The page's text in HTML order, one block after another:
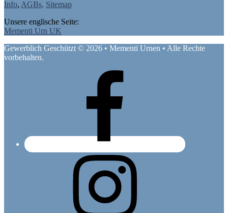
Info, AGBs, Sitemap
Unsere englische Seite:
Mementi Urn UK
Gewerblich Geschützt © 2026 • Mementi Urnen • Alle Rechte
vorbehalten.